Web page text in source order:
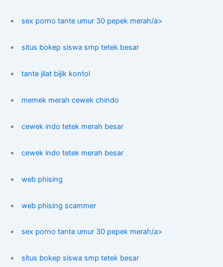
sex porno tante umur 30 pepek merah/a>
situs bokep siswa smp tetek besar
tante jilat bijik kontol
memek merah cewek chindo
cewek indo tetek merah besar
cewek indo tetek merah besar
web phising
web phising scammer
sex porno tante umur 30 pepek merah/a>
situs bokep siswa smp tetek besar